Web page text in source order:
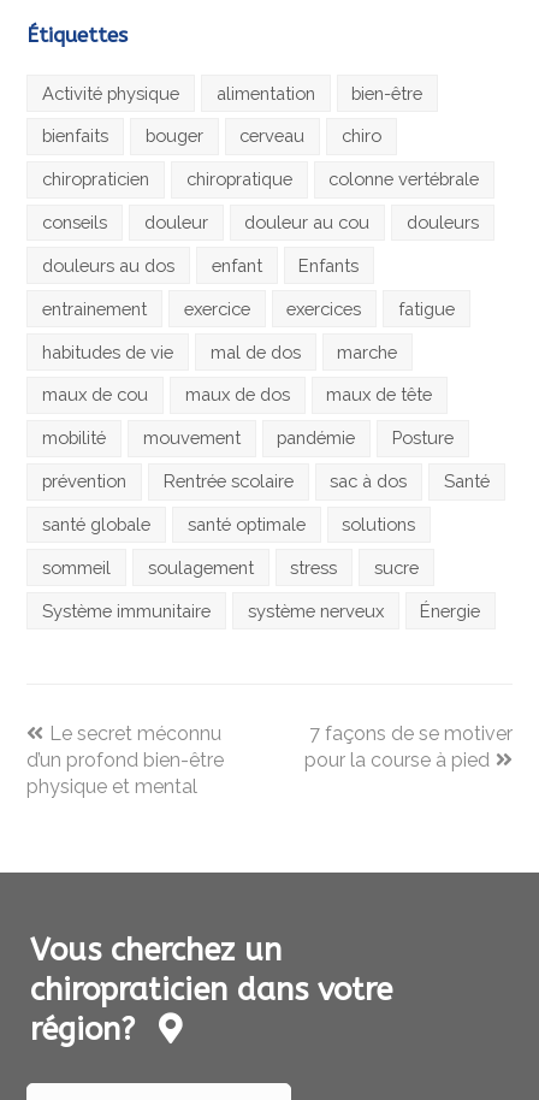
Étiquettes
Activité physique alimentation bien-être
bienfaits bouger cerveau chiro
chiropraticien chiropratique colonne vertébrale
conseils douleur douleur au cou douleurs
douleurs au dos enfant Enfants
entrainement exercice exercices fatigue
habitudes de vie mal de dos marche
maux de cou maux de dos maux de tête
mobilité mouvement pandémie Posture
prévention Rentrée scolaire sac à dos Santé
santé globale santé optimale solutions
sommeil soulagement stress sucre
Système immunitaire système nerveux Énergie
previous
post:
Le secret méconnu
d’un profond bien-être
physique et mental
next
post:
7 façons de se motiver
pour la course à pied
Vous cherchez un
chiropraticien dans votre
région?